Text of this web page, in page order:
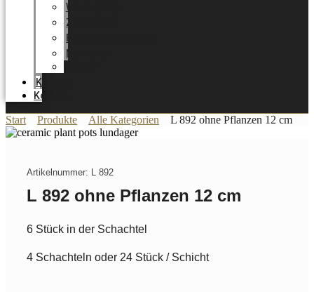
Werdegang
Zertifikate
Energieoptimierung
Neuheiten
Katalog
Kontakt
Start Produkte Alle Kategorien L 892 ohne Pflanzen 12 cm
Artikelnummer: L 892
L 892 ohne Pflanzen 12 cm
6 Stück in der Schachtel
4 Schachteln oder 24 Stück / Schicht